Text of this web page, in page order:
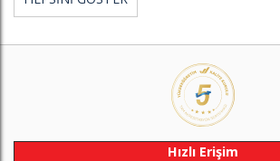
Hızlı Erişim